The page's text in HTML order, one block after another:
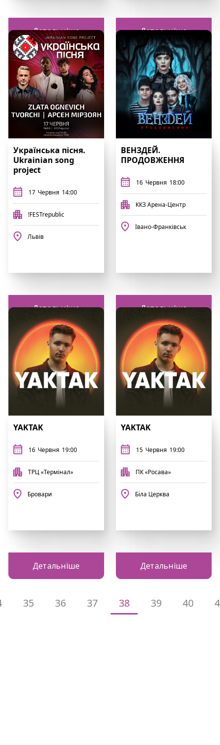
Детальніше Детальніше
Українська пісня.
Ukrainian song
project
17 Червня 14:00
!FESTrepublic
Львів
Детальніше
ВЕНЗДЕЙ.
ПРОДОВЖЕННЯ
16 Червня 18:00
ККЗ Арена-Центр
Івано-Франківськ
Детальніше
YAKTAK
16 Червня 19:00
ТРЦ «Термінал»
Бровари
Детальніше
YAKTAK
15 Червня 19:00
ПК «Росава»
Біла Церква
Детальніше
35 36 37 38 39 40